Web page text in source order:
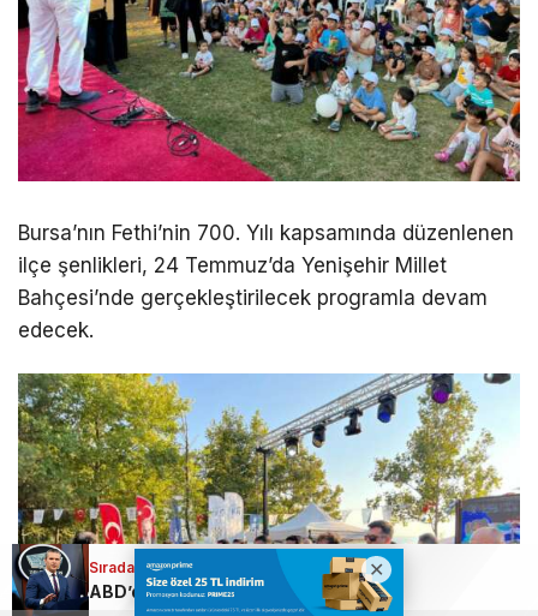
Sıradaki Haber
İngöl’de facia: Şelaleden aşağı düştü!
Bursa’nın Fethi’nin 700. Yılı kapsamında düzenlenen
ilçe şenlikleri, 24 Temmuz’da Yenişehir Millet
Bahçesi’nde gerçekleştirilecek programla devam
edecek.
Sıradaki Haber
ABD’den İran savaşı itirafı: Maliyet 37,5 milyar dolar